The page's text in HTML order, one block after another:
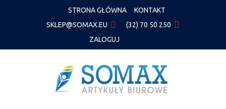
STRONA GŁÓWNA
KONTAKT
SKLEP@SOMAX.EU
(32) 70 50 250
ZALOGUJ